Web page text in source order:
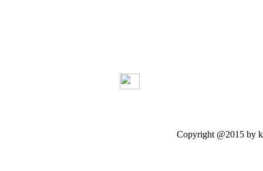
Copyright @2015 by